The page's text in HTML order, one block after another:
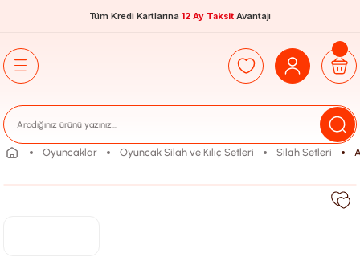
Tüm Kredi Kartlarına 12 Ay Taksit Avantajı
Oyuncaklar Oyuncak Silah ve Kılıç Setleri Silah Setleri